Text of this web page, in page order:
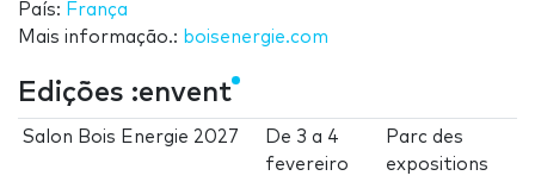
País: França
Mais informação.: boisenergie.com
Edições :envent
Salon Bois Energie 2027 De 3 a 4
fevereiro
Parc des
expositions